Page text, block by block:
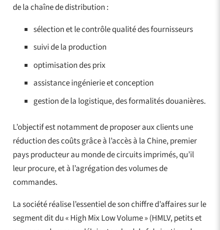
de la chaîne de distribution :
sélection et le contrôle qualité des fournisseurs
suivi de la production
optimisation des prix
assistance ingénierie et conception
gestion de la logistique, des formalités douanières.
L’objectif est notamment de proposer aux clients une
réduction des coûts grâce à l’accès à la Chine, premier
pays producteur au monde de circuits imprimés, qu’il
leur procure, et à l’agrégation des volumes de
commandes.
La société réalise l’essentiel de son chiffre d’affaires sur le
segment dit du « High Mix Low Volume » (HMLV, petits et